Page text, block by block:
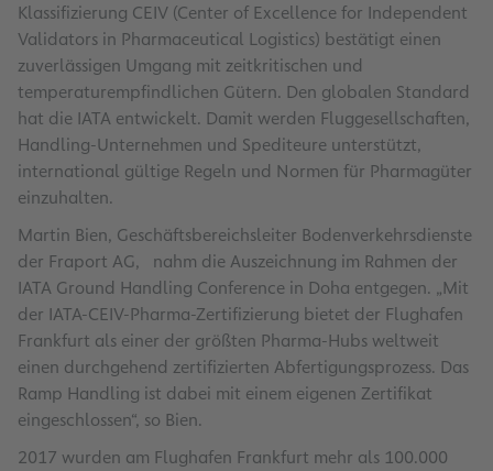
Klassifizierung CEIV (Center of Excellence for Independent
Validators in Pharmaceutical Logistics) bestätigt einen
zuverlässigen Umgang mit zeitkritischen und
temperaturempfindlichen Gütern. Den globalen Standard
hat die IATA entwickelt. Damit werden Fluggesellschaften,
Handling-Unternehmen und Spediteure unterstützt,
international gültige Regeln und Normen für Pharmagüter
einzuhalten.
Martin Bien, Geschäftsbereichsleiter Bodenverkehrsdienste
der Fraport AG, nahm die Auszeichnung im Rahmen der
IATA Ground Handling Conference in Doha entgegen. „Mit
der IATA-CEIV-Pharma-Zertifizierung bietet der Flughafen
Frankfurt als einer der größten Pharma-Hubs weltweit
einen durchgehend zertifizierten Abfertigungsprozess. Das
Ramp Handling ist dabei mit einem eigenen Zertifikat
eingeschlossen“, so Bien.
2017 wurden am Flughafen Frankfurt mehr als 100.000